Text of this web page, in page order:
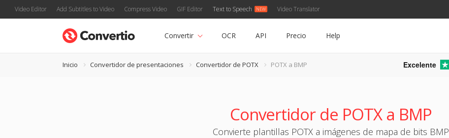
Video Editor Add Subtitles to Video Compress Video GIF Editor Text to Speech Video Translator
Convertir OCR API Precio Help
Inicio Convertidor de presentaciones Convertidor de POTX POTX a BMP Excelente
Convertidor de POTX a BMP
Convierte plantillas POTX a imágenes de mapa de bits BMP